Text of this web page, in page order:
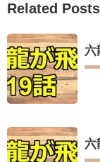
Related Posts
六
六